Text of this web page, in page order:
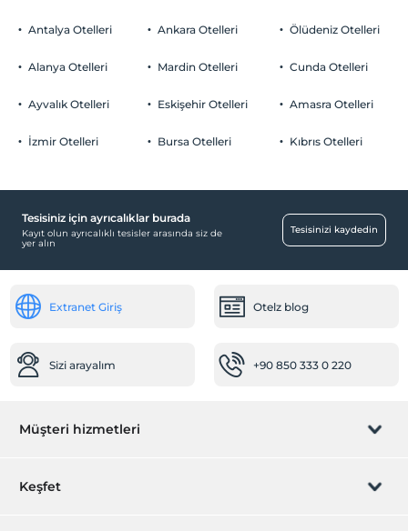
Otopark (Tesis disinda)
Aile odaları
Bebek
Spa ve sağlık merkezi
Havaalanı servisi (ücretli)
Ortak Alanlar
Çocuklar
Her bir oda için 6 yaşına kadar 1 çocuk ücretsizdir
Antalya Otelleri
Alanya Otelleri
Ayvalık Otelleri
İzmir Otelleri
Ankara Otelleri
Mardin Otelleri
Eskişehir Otelleri
Bursa Otelleri
Ölüdeniz Otelleri
Cunda Otelleri
Amasra Otelleri
Kıbrıs Otelleri
Tesisiniz için ayrıcalıklar burada
Kayıt olun ayrıcalıklı tesisler arasında siz de
yer alın
Tesisinizi kaydedin
Extranet Giriş Otelz blog
Sizi arayalım +90 850 333 0 220
Müşteri hizmetleri
Rezervasyon yönet
Keşfet